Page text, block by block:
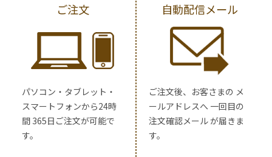
ご注文
パソコン・タブレット・
スマートフォンから24時
間 365日ご注文が可能で
す。
自動配信メール
ご注文後、お客さまの メ
ールアドレスへ 一回目の
注文確認メール が届きま
す。